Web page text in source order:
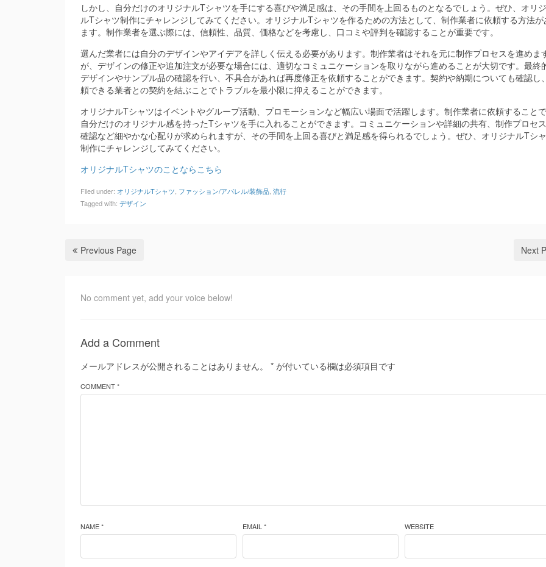
しかし、自分だけのオリジナルTシャツを手にする喜びや満足感は、その手間を上回るものとなるでしょう。ぜひ、オリ
ルTシャツ制作にチャレンジしてみてください。オリジナルTシャツを作るための方法として、制作業者に依頼する方法が
ます。制作業者を選ぶ際には、信頼性、品質、価格などを考慮し、口コミや評判を確認することが重要です。
選んだ業者には自分のデザインやアイデアを詳しく伝える必要があります。制作業者はそれを元に制作プロセスを進めま
が、デザインの修正や追加注文が必要な場合には、適切なコミュニケーションを取りながら進めることが大切です。最終
デザインやサンプル品の確認を行い、不具合があれば再度修正を依頼することができます。契約や納期についても確認し
頼できる業者との契約を結ぶことでトラブルを最小限に抑えることができます。
オリジナルTシャツはイベントやグループ活動、プロモーションなど幅広い場面で活躍します。制作業者に依頼することで
自分だけのオリジナル感を持ったTシャツを手に入れることができます。コミュニケーションや詳細の共有、制作プロセ
確認など細やかな心配りが求められますが、その手間を上回る喜びと満足感を得られるでしょう。ぜひ、オリジナルTシ
制作にチャレンジしてみてください。
オリジナルTシャツのことならこちら
Filed under: オリジナルTシャツ ファッション/アパレル/装飾品 流行
Tagged with: デザイン
Previous Page Next
No comment yet, add your voice below!
Add a Comment
メールアドレスが公開されることはありません。 * が付いている欄は必須項目です
COMMENT *
NAME * EMAIL * WEBSITE